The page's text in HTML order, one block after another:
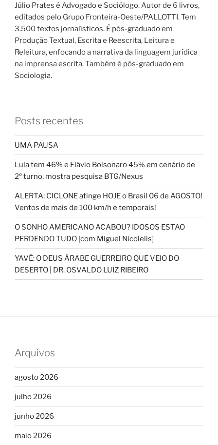
Júlio Prates é Advogado e Sociólogo. Autor de 6 livros,
editados pelo Grupo Fronteira-Oeste/PALLOTTI. Tem
3.500 textos jornalísticos. É pós-graduado em
Produção Textual, Escrita e Reescrita, Leitura e
Releitura, enfocando a narrativa da linguagem jurídica
na imprensa escrita. Também é pós-graduado em
Sociologia.
Posts recentes
UMA PAUSA
Lula tem 46% e Flávio Bolsonaro 45% em cenário de
2º turno, mostra pesquisa BTG/Nexus
ALERTA: CICLONE atinge HOJE o Brasil 06 de AGOSTO!
Ventos de mais de 100 km/h e temporais!
O SONHO AMERICANO ACABOU? IDOSOS ESTÃO
PERDENDO TUDO [com Miguel Nicolelis]
YAVÉ: O DEUS ÁRABE GUERREIRO QUE VEIO DO
DESERTO | DR. OSVALDO LUIZ RIBEIRO
Arquivos
agosto 2026
julho 2026
junho 2026
maio 2026